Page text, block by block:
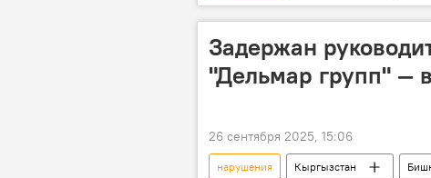
аудит
Счетная палата
Задержан
"Дельмар групп" —
26 сентября 2025, 15:06
нарушения Кыргызстан